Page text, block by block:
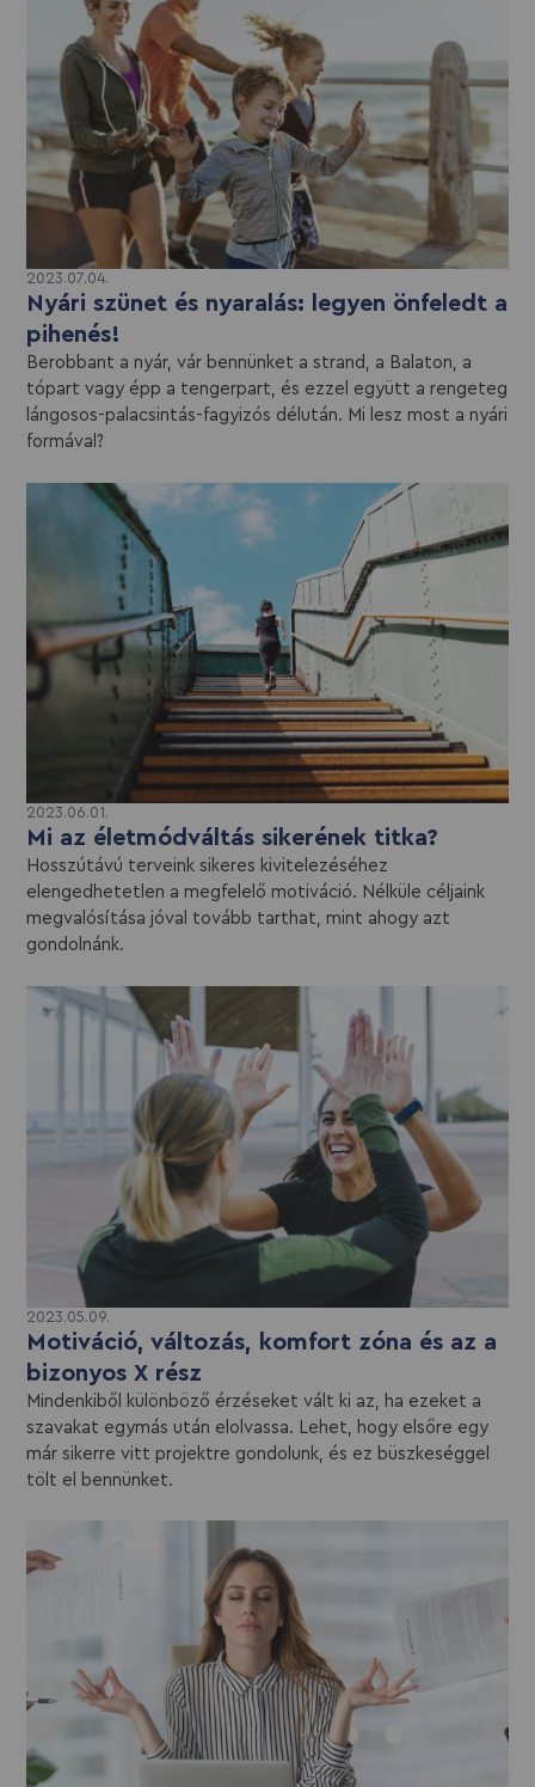
2023.07.04.
Nyári szünet és nyaralás: legyen önfeledt a
pihenés!
Berobbant a nyár, vár bennünket a strand, a Balaton, a
tópart vagy épp a tengerpart, és ezzel együtt a rengeteg
lángosos-palacsintás-fagyizós délután. Mi lesz most a nyári
formával?
2023.06.01.
Mi az életmódváltás sikerének titka?
Hosszútávú terveink sikeres kivitelezéséhez
elengedhetetlen a megfelelő motiváció. Nélküle céljaink
megvalósítása jóval tovább tarthat, mint ahogy azt
gondolnánk.
2023.05.09.
Motiváció, változás, komfort zóna és az a
bizonyos X rész
Mindenkiből különböző érzéseket vált ki az, ha ezeket a
szavakat egymás után elolvassa. Lehet, hogy elsőre egy
már sikerre vitt projektre gondolunk, és ez büszkeséggel
tölt el bennünket.